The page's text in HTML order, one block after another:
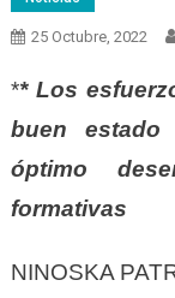
25 Octubre, 2022
** Los
buen
óptimo
formativas
NINOSKA